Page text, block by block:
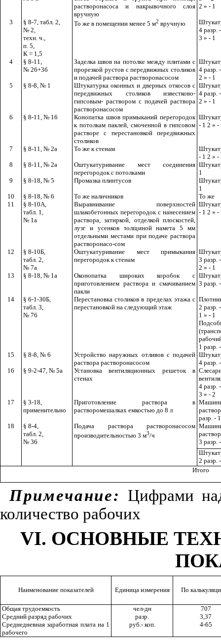
растворонасоса и накрывочного слоя
вручную
2 » - 1
3
§ 8-7, табл. 2,
№ 2,
техн. ч.,
п. 5,
К = 1,5
То же в помещении менее 5 м2 вручную
4 разр.
3 » - 1
4
§ 8-11,
№ 26+3б
Заделка швов на потолке между плитами с
прорезкой рустов с передвижных столиков
и подачей раствора растворонасосом
4 разр.
2 » - 1
5
§ 8-8, № 1
Штукатурка оконных и дверных откосов с
передвижных столиков известково-
гипсовым- раствором с подачей раствора
растворонасосом
4 разр.
2 » - 1
6 § 8-11, № 16
Конопатка швов примыканий перегородок
к потолкам паклей, смоченной в гипсовом
растворе с перестановкой передвижных
столиков
- 1 2 » -
7 § 8-11, № 2а То же к стенам
- 1 2 » -
8
§ 8-11, № 2а
Оштукатуривание мест соединения
перегородок с потолками
1
9
§ 8-18, № 5 Промазка плинтусов
1
10
§ 8-18, № 6 То же наличников
То же
11
§ 8-10А,
табл. 1,
№ 1а
Выравнивание поверхностей
шлакобетонных перегородок с нанесением
раствора, затиркой, отделкой плоскостей,
лузг и усенков толщиной намета 5мм
отдельными местами при подаче раствора
растворонасо-сом
- 1 2 » -
12
§ 8-10Б,
табл. 2,
№ 7а
Оштукатуривание мест примыкания
перегородок к стенам
3 разр.
2 » - 1
13
§ 8-18, № 1а
Оконопатка широких коробок с
приготовлением раствора и смачиванием
пакли
3 разр.
14
§ 6-1-З0Б,
табл. 3,
№ 76
Перестановка столиков в пределах этажа с
перестановкой на следующий этаж
2 разр.
1 » - 1
1 разр.
15
§ 8-8, № 6
Устройство наружных отливов с подачей
раствора растворонасосом
4 разр.
16
§ 9-2-47, № 5а
Установка вентиляционных решеток в
стенах
4 разр.
3 » - 2
17
§ 3-18,
применительно
Приготовление раствора в
растворомешалках емкостью до 8 л
разр. - 1
18
§ 8-4,
табл. 2,
№ 36
Подача раствора растворонасосом
производительностью 3 м3/ч
3 разр.
2 разр.
Итого
Примечание: Цифрами
количество рабочих
VI. ОСНОВНЫЕ
Наименование показателей Единица измерения По
Общая трудоемкость чел-дн
707
Средний разряд рабочих
разр.
3,37
Среднедневная заработная плата на 1
рабочего
руб.- коп. 4-65